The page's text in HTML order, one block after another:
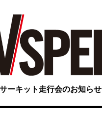
ーキット走行会のお知らせ